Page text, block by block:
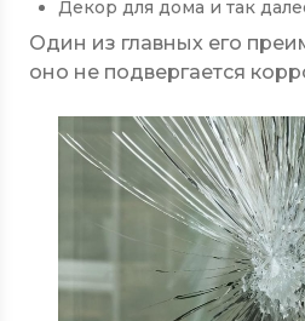
Декор для дома и так
Один из главных его
оно не подвергается